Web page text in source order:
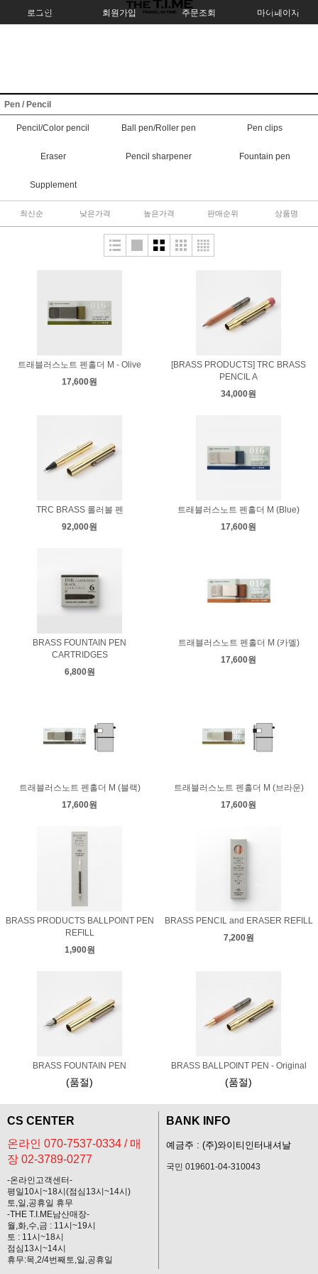
로그인 회원가입 주문조회 마이페이지
Pen / Pencil
Pencil/Color pencil Ball pen/Roller pen Pen clips
Eraser Pencil sharpener Fountain pen
Supplement
최신순 낮은가격 높은가격 판매순위 상품명
트래블러스노트 펜홀더 M - Olive
17,600원
[BRASS PRODUCTS] TRC BRASS
PENCIL A
34,000원
TRC BRASS 롤러볼 펜
92,000원
트래블러스노트 펜홀더 M (Blue)
17,600원
BRASS FOUNTAIN PEN
CARTRIDGES
6,800원
트래블러스노트 펜홀더 M (카멜)
17,600원
트래블러스노트 펜홀더 M (블랙)
17,600원
트래블러스노트 펜홀더 M (브라운)
17,600원
BRASS PRODUCTS BALLPOINT PEN
REFILL
1,900원
BRASS PENCIL and ERASER REFILL
7,200원
BRASS FOUNTAIN PEN
(품절)
BRASS BALLPOINT PEN - Original
(품절)
CS CENTER
온라인 070-7537-0334 / 매
장 02-3789-0277
-온라인고객센터-
평일10시~18시(점심13시~14시)
토,일,공휴일 휴무
-THE T.I.ME남산매장-
월,화,수,금 : 11시~19시
토 : 11시~18시
점심13시~14시
휴무:목,2/4번째토,일,공휴일
BANK INFO
예금주 : (주)와이티인터내셔날
국민 019601-04-310043